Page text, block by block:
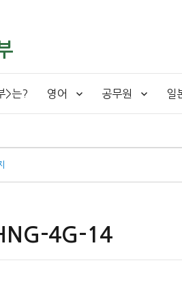
>는? 영어 공무원 일
4G-14